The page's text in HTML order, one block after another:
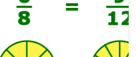
скоротити дріб у тесті з
незалежного оцінювання (ЗНО). “Це
й отримати результат. Завдання не
52% наших випускників-11-